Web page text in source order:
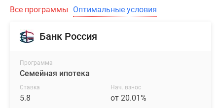
Все программы Оптимальные условия
Банк Россия
Программа
Семейная ипотека
Ставка
5.8
Нач. взнос
от 20.01%